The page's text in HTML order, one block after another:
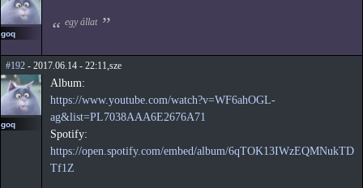
goq
egy állat
#192 - 2017.06.14 - 22:11,sze
goq
Album:
https://www.youtube.com/watch?v=WF6ahOGL-
ag&list=PL7038AAA6E2676A71
Spotify:
https://open.spotify.com/embed/album/6qTOK13IWzEQMNukTD
Tf1Z